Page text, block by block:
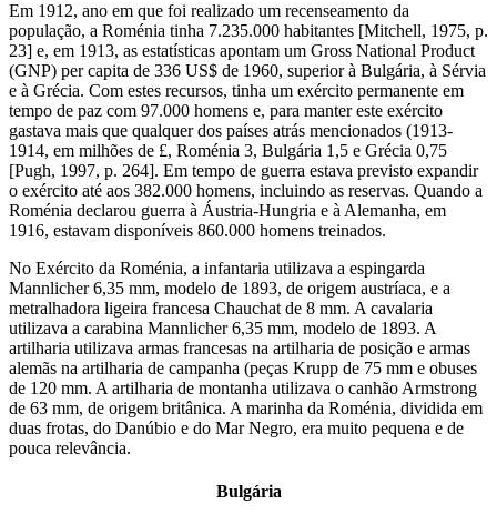
Em 1912, ano em que foi realizado um recenseamento da
população, a Roménia tinha 7.235.000 habitantes [Mitchell, 1975, p.
23] e, em 1913, as estatísticas apontam um Gross National Product
(GNP) per capita de 336 US$ de 1960, superior à Bulgária, à Sérvia
e à Grécia. Com estes recursos, tinha um exército permanente em
tempo de paz com 97.000 homens e, para manter este exército
gastava mais que qualquer dos países atrás mencionados (1913-
1914, em milhões de £, Roménia 3, Bulgária 1,5 e Grécia 0,75
[Pugh, 1997, p. 264]. Em tempo de guerra estava previsto expandir
o exército até aos 382.000 homens, incluindo as reservas. Quando a
Roménia declarou guerra à Áustria-Hungria e à Alemanha, em
1916, estavam disponíveis 860.000 homens treinados.
No Exército da Roménia, a infantaria utilizava a espingarda
Mannlicher 6,35 mm, modelo de 1893, de origem austríaca, e a
metralhadora ligeira francesa Chauchat de 8 mm. A cavalaria
utilizava a carabina Mannlicher 6,35 mm, modelo de 1893. A
artilharia utilizava armas francesas na artilharia de posição e armas
alemãs na artilharia de campanha (peças Krupp de 75 mm e obuses
de 120 mm. A artilharia de montanha utilizava o canhão Armstrong
de 63 mm, de origem britânica. A marinha da Roménia, dividida em
duas frotas, do Danúbio e do Mar Negro, era muito pequena e de
pouca relevância.
Bulgária